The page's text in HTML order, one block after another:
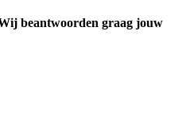
beantwoorden graag jouw